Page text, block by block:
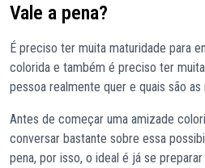
Vale a pena?
É preciso ter muita maturidade para
colorida e também é preciso ter
pessoa realmente quer e quais são as
Antes de começar uma amizade
conversar bastante sobre essa
pena, por isso, o ideal é já se